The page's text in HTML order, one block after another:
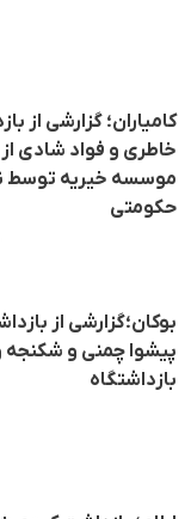
کامیاران؛ گزارشی از
خاطری و فواد شادی
موسسه خیریه توسط
حکومتی
بوکان؛گزارشی از
پیشوا چمنی و شکنجه
بازداشتگاه